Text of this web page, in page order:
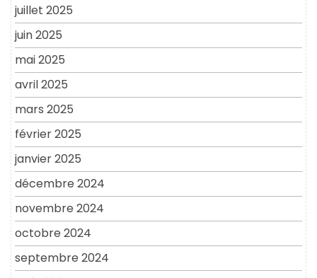
juillet 2025
juin 2025
mai 2025
avril 2025
mars 2025
février 2025
janvier 2025
décembre 2024
novembre 2024
octobre 2024
septembre 2024